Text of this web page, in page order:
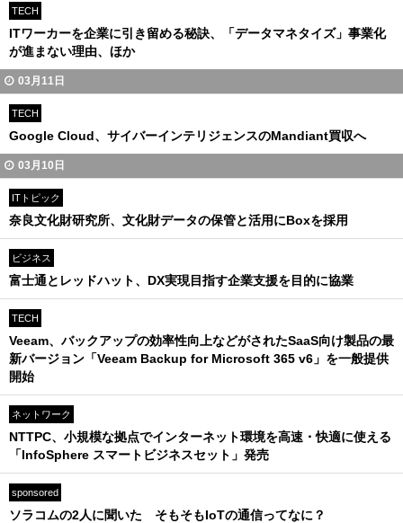
TECH
ITワーカーを企業に引き留める秘訣、「データマネタイズ」事業化
が進まない理由、ほか
03月11日
TECH
Google Cloud、サイバーインテリジェンスのMandiant買収へ
03月10日
ITトピック
奈良文化財研究所、文化財データの保管と活用にBoxを採用
ビジネス
富士通とレッドハット、DX実現目指す企業支援を目的に協業
TECH
Veeam、バックアップの効率性向上などがされたSaaS向け製品の最
新バージョン「Veeam Backup for Microsoft 365 v6」を一般提供
開始
ネットワーク
NTTPC、小規模な拠点でインターネット環境を高速・快適に使える
「InfoSphere スマートビジネスセット」発売
sponsored
ソラコムの2人に聞いた そもそもIoTの通信ってなに？